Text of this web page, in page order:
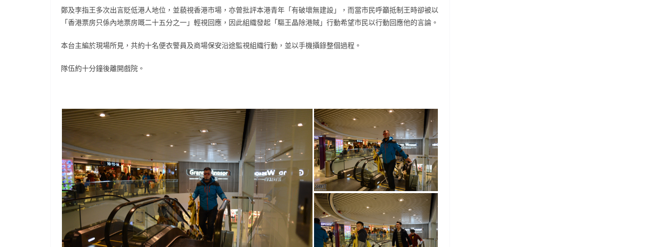
鄭及李指王多次出言貶低港人地位，並藐視香港市場，亦曾批評本港青年「有破壞無建設」，而當市民呼籲抵制王時卻被以
「香港票房只係內地票房嘅二十五分之一」輕視回應，因此組織發起「驅王晶除港賊」行動希望市民以行動回應他的言論。
本台主編於現場所見，共約十名便衣警員及商場保安沿途監視組織行動，並以手機攝錄整個過程。
隊伍約十分鐘後離開戲院。